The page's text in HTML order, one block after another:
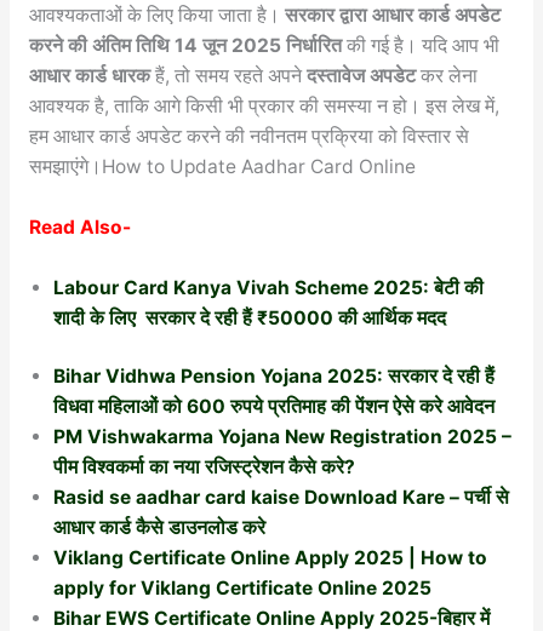
आवश्यकताओं के लिए किया जाता है। सरकार द्वारा आधार कार्ड अपडेट
करने की अंतिम तिथि 14 जून 2025 निर्धारितकी गई है। यदि आप भी
आधार कार्ड धारकहैं, तो समय रहते अपनेदस्तावेज अपडेटकर लेना
आवश्यक है, ताकि आगे किसी भी प्रकार की समस्या न हो। इस लेख में,
हम आधार कार्ड अपडेट करने की नवीनतम प्रक्रिया को विस्तार से
समझाएंगे।How to Update Aadhar Card Online
Read Also-
Labour Card Kanya Vivah Scheme 2025: बेटी की
शादी के लिए सरकार दे रही हैं ₹50000 की आर्थिक मदद
Bihar Vidhwa Pension Yojana 2025: सरकार दे रही हैं
विधवा महिलाओं को 600 रुपये प्रतिमाह की पेंशन ऐसे करे आवेदन
PM Vishwakarma Yojana New Registration 2025 –
पीम विश्वकर्मा का नया रजिस्ट्रेशन कैसे करे?
Rasid se aadhar card kaise Download Kare – पर्ची से
आधार कार्ड कैसे डाउनलोड करे
Viklang Certificate Online Apply 2025 | How to
apply for Viklang Certificate Online 2025
Bihar EWS Certificate Online Apply 2025-बिहार में